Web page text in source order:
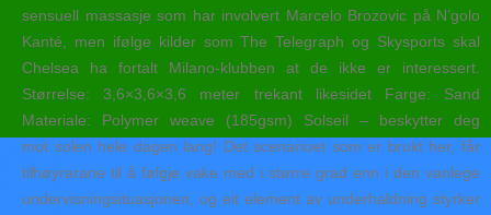
sensuell massasje som har involvert Marcelo Brozovic på N’golo
Kanté, men ifølge kilder som The Telegraph og Skysports skal
Chelsea ha fortalt Milano-klubben at de ikke er interessert.
Størrelse: 3,6×3,6×3,6 meter trekant likesidet Farge: Sand
Materiale: Polymer weave (185gsm) Solseil – beskytter deg
mot solen hele dagen lang! Det scenarioet som er brukt her, får
tilhøyrarane til å følgje vake med i større grad enn i den vanlege
undervisningsituasjonen, og eit element av underhaldning styrker